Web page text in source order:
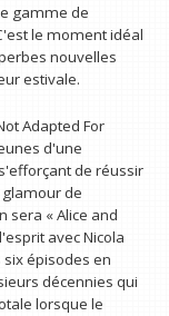
gamme de
le moment idéal
nouvelles
estivale.
Adapted For
d'une
de réussir
de
sera « Alice and
avec Nicola
six épisodes en
décennies qui
lorsque le